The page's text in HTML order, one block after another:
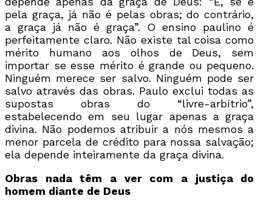
pela graça, já não é pelas obras; do contrário,
a graça já não é graça”. O ensino paulino é
perfeitamente claro. Não existe tal coisa como
mérito humano aos olhos de Deus, sem
importar se esse mérito é grande ou pequeno.
Ninguém merece ser salvo. Ninguém pode ser
salvo através das obras. Paulo exclui todas as
supostas obras do “livre-arbítrio”,
estabelecendo em seu lugar apenas a graça
divina. Não podemos atribuir a nós mesmos a
menor parcela de crédito para nossa salvação;
ela depende inteiramente da graça divina.
Obras nada têm a ver com a justiça do
homem diante de Deus